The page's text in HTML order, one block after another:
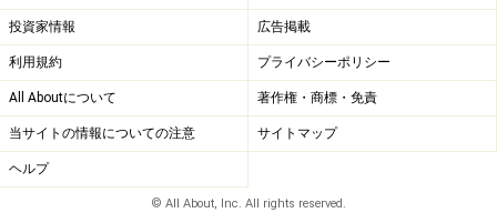
投資家情報 広告掲載
利用規約 プライバシーポリシー
All Aboutについて 著作権・商標・免責
当サイトの情報についての注意 サイトマップ
ヘルプ
© All About, Inc. All rights reserved.